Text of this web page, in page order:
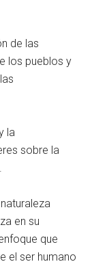
de las
los pueblos y
la
sobre la
en su
que
el ser humano